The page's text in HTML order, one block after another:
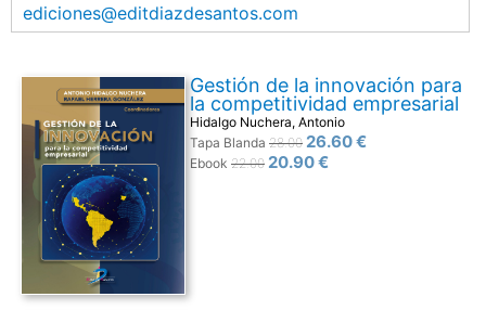
ediciones@editdiazdesantos.com
Gestión de la innovación para
la competitividad empresarial
Hidalgo Nuchera, Antonio
Tapa Blanda 28.00 26.60 €
Ebook 22.00 20.90 €